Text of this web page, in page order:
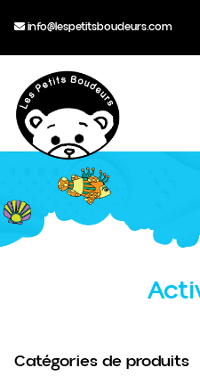
info@lespetitsboudeurs.com
Catégories de produits